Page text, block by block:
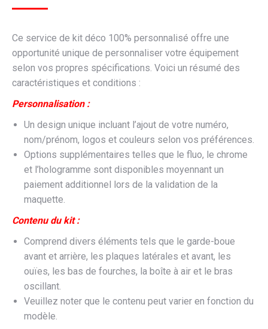
Ce service de kit déco 100% personnalisé offre une
opportunité unique de personnaliser votre équipement
selon vos propres spécifications. Voici un résumé des
caractéristiques et conditions :
Personnalisation :
Un design unique incluant l’ajout de votre numéro,
nom/prénom, logos et couleurs selon vos préférences.
Options supplémentaires telles que le fluo, le chrome
et l’hologramme sont disponibles moyennant un
paiement additionnel lors de la validation de la
maquette.
Contenu du kit :
Comprend divers éléments tels que le garde-boue
avant et arrière, les plaques latérales et avant, les
ouïes, les bas de fourches, la boîte à air et le bras
oscillant.
Veuillez noter que le contenu peut varier en fonction du
modèle.